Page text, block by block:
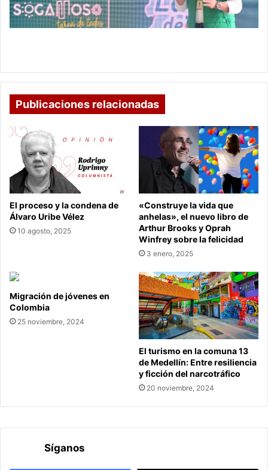
colombiano
Publicaciones relacionadas
El proceso y la condena de
Álvaro Uribe Vélez
10 agosto, 2025
«Construye la vida que
anhelas», el nuevo libro de
Arthur Brooks y Oprah
Winfrey sobre la felicidad
3 enero, 2025
Migración de jóvenes en
Colombia
25 noviembre, 2024
El turismo en la comuna 13
de Medellín: Entre resiliencia
y ficción del narcotráfico
20 noviembre, 2024
Síganos